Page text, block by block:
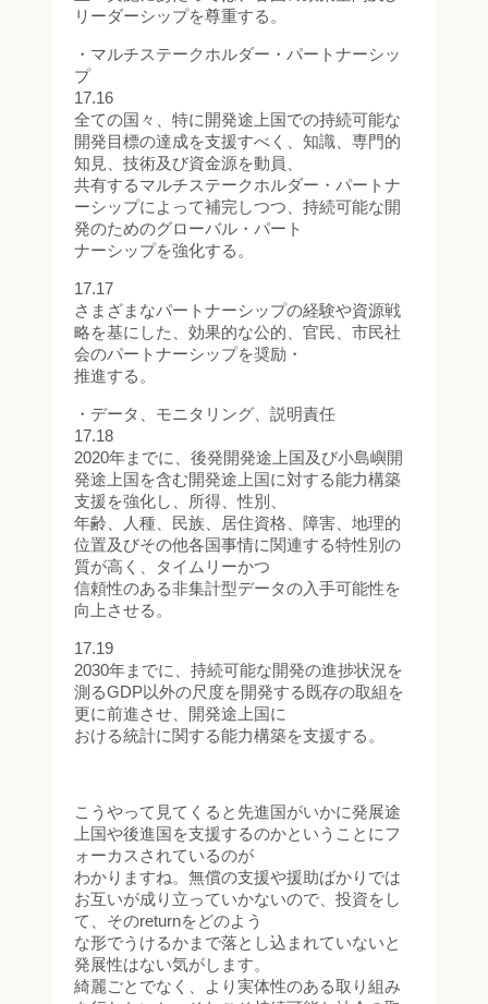
リーダーシップを尊重する。
・マルチステークホルダー・パートナーシッ
プ
17.16
全ての国々、特に開発途上国での持続可能な
開発目標の達成を支援すべく、知識、専門的
知見、技術及び資金源を動員、
共有するマルチステークホルダー・パートナ
ーシップによって補完しつつ、持続可能な開
発のためのグローバル・パート
ナーシップを強化する。
17.17
さまざまなパートナーシップの経験や資源戦
略を基にした、効果的な公的、官民、市民社
会のパートナーシップを奨励・
推進する。
・データ、モニタリング、説明責任
17.18
2020年までに、後発開発途上国及び小島嶼開
発途上国を含む開発途上国に対する能力構築
支援を強化し、所得、性別、
年齢、人種、民族、居住資格、障害、地理的
位置及びその他各国事情に関連する特性別の
質が高く、タイムリーかつ
信頼性のある非集計型データの入手可能性を
向上させる。
17.19
2030年までに、持続可能な開発の進捗状況を
測るGDP以外の尺度を開発する既存の取組を
更に前進させ、開発途上国に
おける統計に関する能力構築を支援する。
こうやって見てくると先進国がいかに発展途
上国や後進国を支援するのかということにフ
ォーカスされているのが
わかりますね。無償の支援や援助ばかりでは
お互いが成り立っていかないので、投資をし
て、そのreturnをどのよう
な形でうけるかまで落とし込まれていないと
発展性はない気がします。
綺麗ごとでなく、より実体性のある取り組み